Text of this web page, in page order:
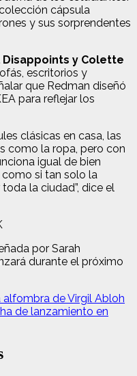
cápsula
y sus sorprendentes
y Colette
escritorios y
que Redman diseñó
para reflejar los
clásicas en casa, las
como la ropa, pero con
igual de bien
si tan solo la
la ciudad”, dice el
por Sarah
durante el próximo
alfombra de Virgil Abloh
de lanzamiento en